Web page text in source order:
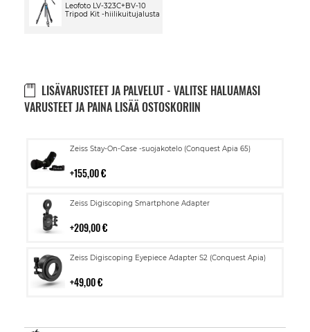
Leofoto LV-323C+BV-10
Tripod Kit -hiilikuitujalusta
LISÄVARUSTEET JA PALVELUT - VALITSE HALUAMASI
VARUSTEET JA PAINA LISÄÄ OSTOSKORIIN
Zeiss Stay-On-Case -suojakotelo (Conquest Apia 65)
155,00 €
Lisää
Zeiss Digiscoping Smartphone Adapter
209,00 €
Lisää
Zeiss Digiscoping Eyepiece Adapter S2 (Conquest Apia)
49,00 €
Lisää